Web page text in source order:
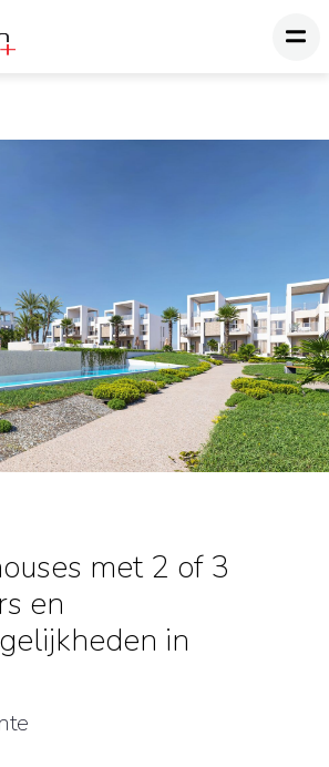
16 foto's
met 2 of 3
en
in